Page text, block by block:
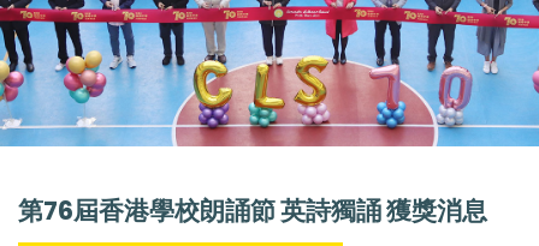
第76屆香港學校朗誦節 英詩獨誦 獲獎消息